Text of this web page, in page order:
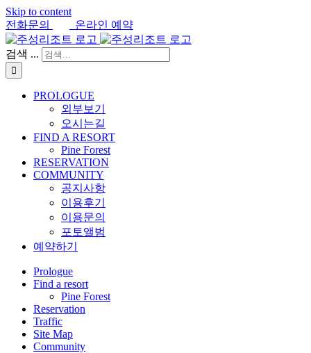
Skip to content
전화문의
온라인 예약
검색 ...
PROLOGUE
외부보기
오시는길
FIND A RESORT
Pine Forest
RESERVATION
COMMUNITY
공지사항
이용후기
이용문의
포토앨범
예약하기
Prologue
Find a resort
Pine Forest
Reservation
Traffic
Site Map
Community